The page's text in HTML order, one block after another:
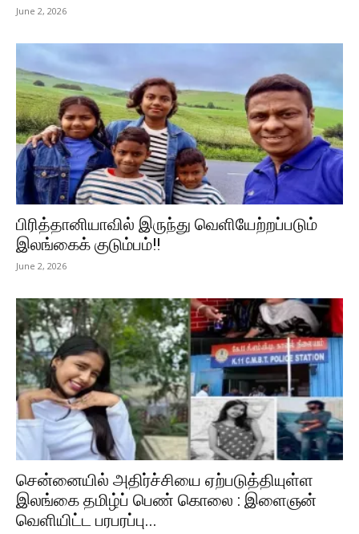
June 2, 2026
பிரித்தானியாவில் இருந்து வெளியேற்றப்படும்
இலங்கைக் குடும்பம்!!
June 2, 2026
சென்னையில் அதிர்ச்சியை ஏற்படுத்தியுள்ள
இலங்கை தமிழ்ப் பெண் கொலை : இளைஞன்
வெளியிட்ட பரபரப்பு...